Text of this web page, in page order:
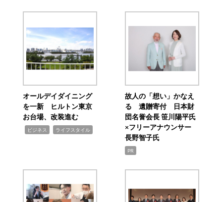
オールデイダイニング
を一新 ヒルトン東京
お台場、改装進む
ビジネス ライフスタイル
故人の「想い」かなえ
る 遺贈寄付 日本財
団名誉会長 笹川陽平氏
×フリーアナウンサー
長野智子氏
PR